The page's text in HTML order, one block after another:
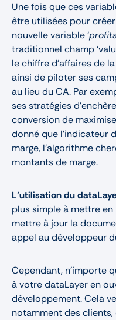
Une fois que ces
être utilisées pour
nouvelle variable ‘
traditionnel champ
le chiffre d’affaires de
ainsi de piloter ses
au lieu du CA. Par
ses stratégies
conversion de
donné que l’indicateur
marge, l’algorithme
montants de marge.
L’utilisation du
plus simple à mettre
mettre à jour la
appel au développeur
Cependant, n’importe
à votre dataLayer en
développement. Cela
notamment des